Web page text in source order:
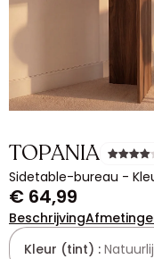
TOPANIA
Sidetable-bureau -
€ 64,99
Beschrijving
Kleur (tint) :